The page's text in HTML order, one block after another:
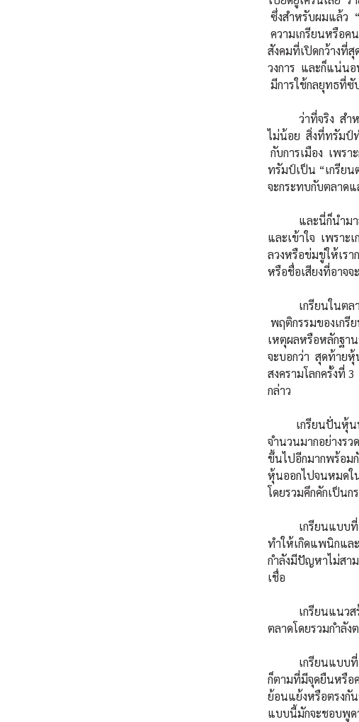
ซึ่งสำหรับผมแล้ว
ความเกรียนหรือค
สังคมที่เปิดกว้างที่
วงการ และก็แน่น
มีการใช้กลยุทธที่ซั
ว่าที่จริง สำหรับ
ไม่น้อย สิ่งที่ทรัมป์
กับการเมือง เพร
ทรัมป์เป็น “เกรีย
จะกระทบกับตลาด
และนี่ก็นำมาสู่ป
และเข้าใจ เพราะ
ลวงหรือข่มขู่ให้เร
หรือชื่อเสียงที่อาจ
เกรียนในตลาด
พฤติกรรมของเกรี
เหตุผลหรือหลักฐ
จะบอกว่า สุดท้าย
สงครามโลกครั้งที่
กล่าว
เกรียนปั่นหุ้นนั้น
จำนวนมากอย่างร
ขึ้นไปอีกมากพร้อม
หุ้นออกไปจนหมดใ
โดยรวมคึกคักเป็นก
เกรียนแบบที่ 2
ทำให้เกิดแพนิกแล
กำลังมีปัญหาไม่สา
เชื่อ
เกรียนแนวสร้าง
ตลาดโดยรวมกำลั
เกรียนแบบที่ 3
ก็ตามที่มีจุดยืนหรือ
ย้อนแย้งหรือตรงกั
แบบนี้มักจะชอบพูด